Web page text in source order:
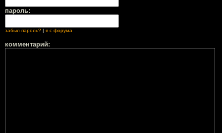
пароль:
забыл пароль? | я с форума
комментарий: